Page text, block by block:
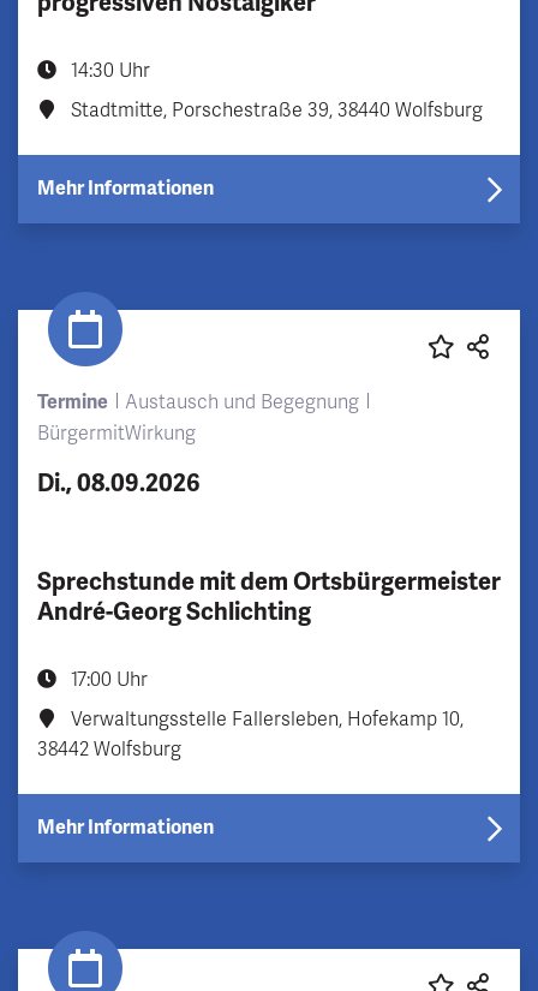
14:30 Uhr
Stadtmitte, Porschestraße 39, 38440 Wolfsburg
Mehr Informationen
Termine
Austausch und Begegnung
BürgermitWirkung
Di., 08.09.2026
Sprechstunde mit dem Ortsbürgermeister
André-Georg Schlichting
17:00 Uhr
Verwaltungsstelle Fallersleben, Hofekamp 10,
38442 Wolfsburg
Mehr Informationen